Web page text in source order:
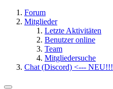
Forum
Mitglieder
Letzte Aktivitäten
Benutzer online
Team
Mitgliedersuche
Chat (Discord) <--- NEU!!!